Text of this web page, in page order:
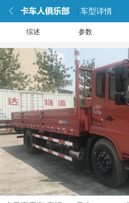
车型详情
综述 参数